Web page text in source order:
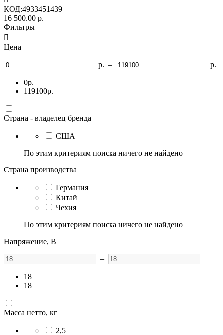
КОД:4933451439
16 500.00 р.
Фильтры

Цена
р. – р.
0р.
119100р.
Страна - владелец бренда
США
По этим критериям поиска ничего не найдено
Страна производства
Германия
Китай
Чехия
По этим критериям поиска ничего не найдено
Напряжение, В
–
18
18
Масса нетто, кг
2,5